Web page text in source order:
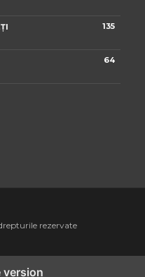
135
64
rezervate
version